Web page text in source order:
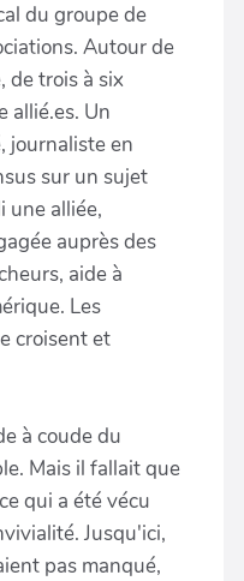
du groupe de
Autour de
de trois à six
allié.es. Un
journaliste en
sur un sujet
une alliée,
auprès des
aide à
Les
croisent et
à coude du
Mais il fallait que
qui a été vécu
Jusqu'ici,
pas manqué,